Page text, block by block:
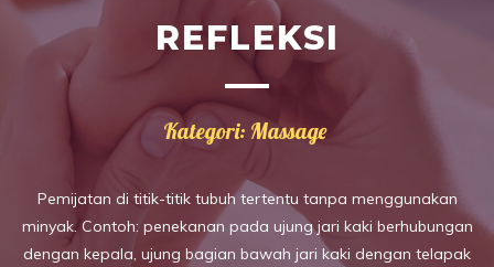
REFLEKSI
Kategori: Massage
Pemijatan di titik-titik tubuh tertentu tanpa menggunakan
minyak. Contoh: penekanan pada ujung jari kaki berhubungan
dengan kepala, ujung bagian bawah jari kaki dengan telapak